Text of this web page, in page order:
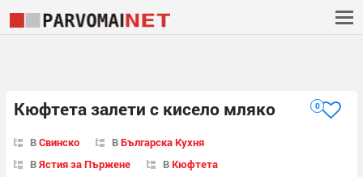
Кюфтета залети с кисело мляко 0
ВСвинско ВБългарска Кухня
ВЯстия за Пържене ВКюфтета